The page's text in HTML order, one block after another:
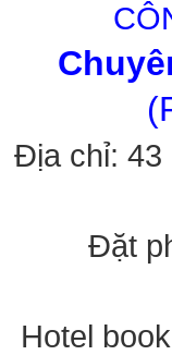
Địa chỉ:
Đặt
Hotel